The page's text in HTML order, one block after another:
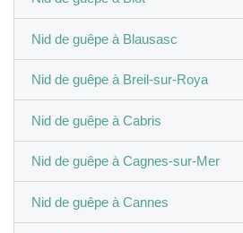
Nid de guêpe à Blausasc
Nid de guêpe à Breil-sur-Roya
Nid de guêpe à Cabris
Nid de guêpe à Cagnes-sur-Mer
Nid de guêpe à Cannes